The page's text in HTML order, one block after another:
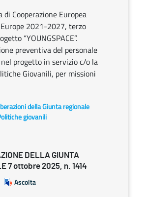
di Cooperazione Europea
Europe 2021-2027, terzo
“YOUNGSPACE”.
preventiva del personale
progetto in servizio c/o la
Giovanili, per missioni
della Giunta regionale
giovanili
DELLA GIUNTA
7 ottobre 2025, n. 1414
Ascolta